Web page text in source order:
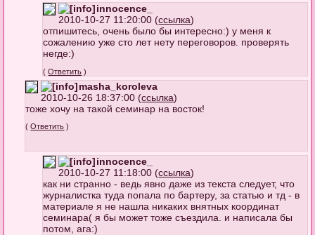
innocence_
2010-10-27 11:20:00 (ссылка)
отпишитесь, очень было бы интересно:) у меня к
сожалению уже сто лет нету переговоров. проверять
негде:)
(Ответить )
masha_koroleva
2010-10-26 18:37:00 (ссылка)
тоже хочу на такой семинар на восток!
(Ответить )
innocence_
2010-10-27 11:18:00 (ссылка)
как ни странно - ведь явно даже из текста следует, что
журналистка туда попала по бартеру, за статью и тд - в
материале я не нашла никаких внятных координат
семинара( я бы может тоже съездила. и написала бы
потом, ага:)